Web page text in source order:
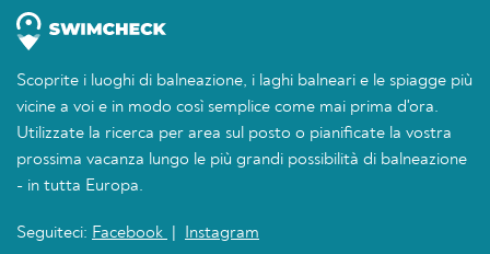
Scoprite i luoghi di balneazione, i laghi balneari e le spiagge più
vicine a voi e in modo così semplice come mai prima d'ora.
Utilizzate la ricerca per area sul posto o pianificate la vostra
prossima vacanza lungo le più grandi possibilità di balneazione
- in tutta Europa.
Seguiteci: Facebook Instagram